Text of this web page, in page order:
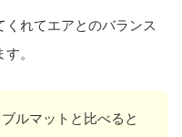
れてエアとのバランス
。
ルマットと比べると